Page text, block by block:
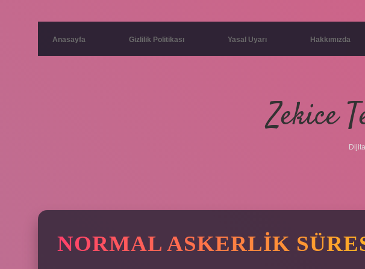
Anasayfa Gizlilik Politikası Yasal Uyarı Hakkımızda
Zekice
NORMAL ASKERLIK